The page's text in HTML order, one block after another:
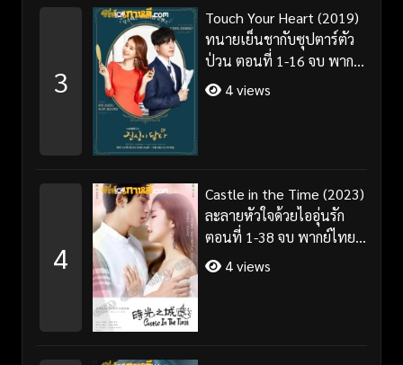
3
Touch Your Heart (2019)
ทนายเย็นชากับซุปตาร์ตัว
ป่วน ตอนที่ 1-16 จบ พากย์
ไทย/ซับไทย
4 views
4
Castle in the Time (2023)
ละลายหัวใจด้วยไออุ่นรัก
ตอนที่ 1-38 จบ พากย์ไทย/
ซับไทย
4 views